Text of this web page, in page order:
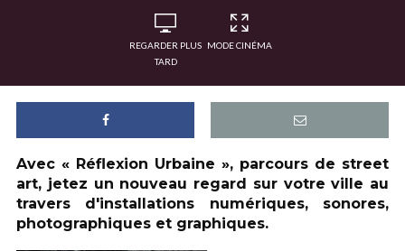
REGARDER PLUS
TARD
MODE CINÉMA
Avec « Réflexion Urbaine », parcours de street
art, jetez un nouveau regard sur votre ville au
travers d'installations numériques, sonores,
photographiques et graphiques.